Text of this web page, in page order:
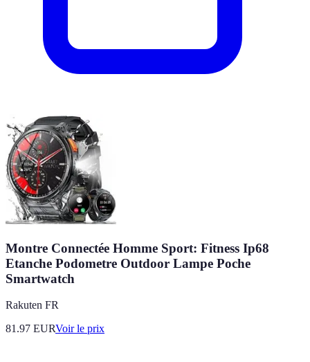
Montre Connectée Homme Sport: Fitness Ip68
Etanche Podometre Outdoor Lampe Poche
Smartwatch
Rakuten FR
81.97 EURVoir le prix